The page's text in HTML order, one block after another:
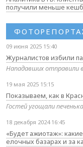
получили меньше
09 июня 2025 15:40
Журналистов избили
Нападавших отправили
19 мая 2025 15:15
Показываем, как в
Гостей угощали
18 декабря 2024 16:45
«Будет ажиотаж»:
елочных базарах и за